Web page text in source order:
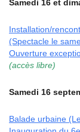
Samedi 16 et
Installation/
(Spectacle le
Ouverture
(accès libre)
Samedi 16
Balade urbaine